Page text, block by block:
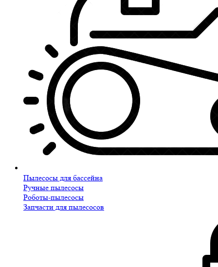
Пылесосы для бассейна
Ручные пылесосы
Роботы-пылесосы
Запчасти для пылесосов